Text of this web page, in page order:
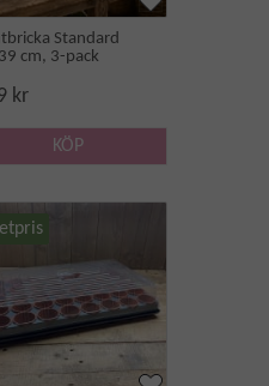
Standard
cm, 3-pack
kr
KÖP